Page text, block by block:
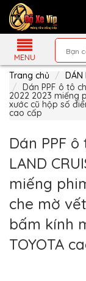
MENU
Giới
Thiệu
Sản
Phẩm
Hướng
Dẫn
Hàng
Chính
Sách
Thanh
Toán
Tin
Xe
Mới
Liên
Trang chủ
DÁN
Dán PPF ô tô
2022 2023 miếng
xước cũ hộp số
cao cấp
Dán PPF
LAND
miếng
che mờ
bấm kính
TOYOTA